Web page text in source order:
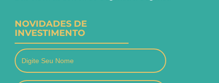
NOVIDADES DE
INVESTIMENTO